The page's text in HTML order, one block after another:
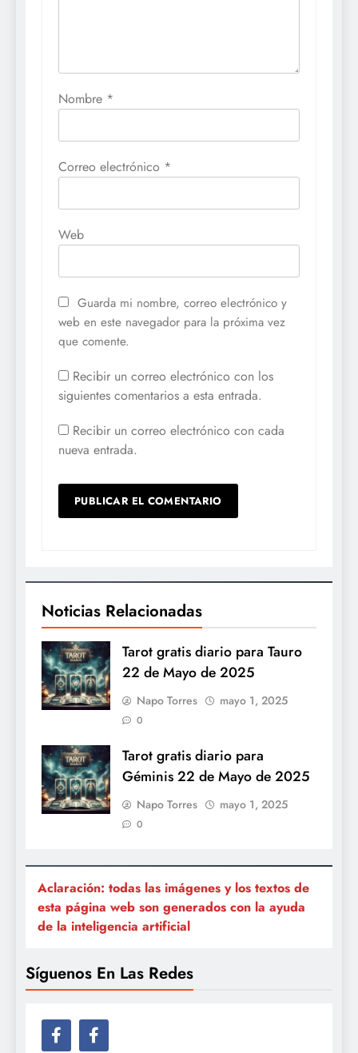
Nombre *
Correo electrónico *
Web
Guarda mi nombre, correo electrónico y
web en este navegador para la próxima vez
que comente.
Recibir un correo electrónico con los
siguientes comentarios a esta entrada.
Recibir un correo electrónico con cada
nueva entrada.
Noticias Relacionadas
Tarot gratis diario para Tauro
22 de Mayo de 2025
Napo Torres mayo 1, 2025
0
Tarot gratis diario para
Géminis 22 de Mayo de 2025
Napo Torres mayo 1, 2025
0
Aclaración: todas las imágenes y los textos de
esta página web son generados con la ayuda
de la inteligencia artificial
Síguenos En Las Redes